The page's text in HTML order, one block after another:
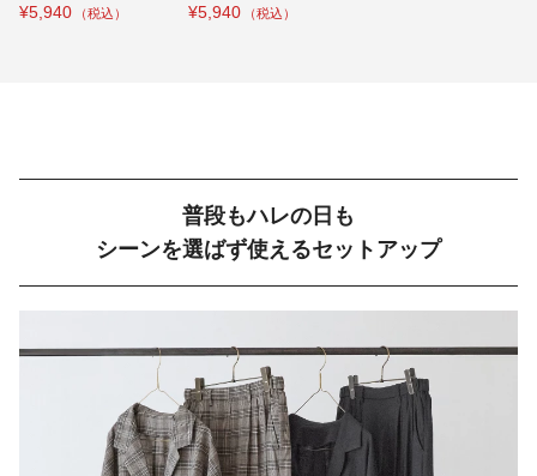
¥5,940 ¥5,940
普段もハレの日も
シーンを選ばず使えるセットアップ